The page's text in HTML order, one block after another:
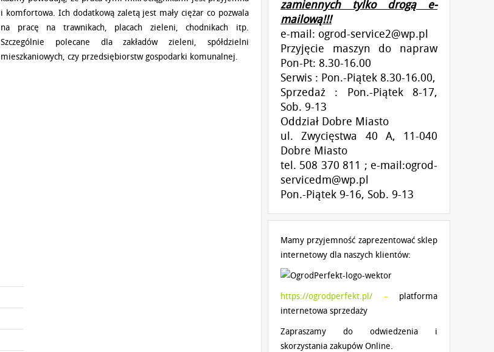
i komfortowa. Ich dodatkową zaletą jest mały ciężar co pozwala
na pracę na trawnikach, placach zieleni, chodnikach itp.
Szczególnie polecane dla zakładów zieleni, spółdzielni
mieszkaniowych, czy przedsiębiorstw gospodarki komunalnej.
zamiennych tylko drogą e-
mailową!!!
e-mail: ogrod-service2@wp.pl
Przyjęcie maszyn do napraw
Pon-Pt: 8.30-16.00
Serwis : Pon.-Piątek 8.30-16.00,
Sprzedaż : Pon.-Piątek 8-17,
Sob. 9-13
Oddział Dobre Miasto
ul. Zwycięstwa 40 A, 11-040
Dobre Miasto
tel. 508 370 811 ; e-mail:ogrod-
servicedm@wp.pl
Pon.-Piątek 9-16, Sob. 9-13
Mamy przyjemność zaprezentować sklep
internetowy dla naszych klientów:
https://ogrodperfekt.pl/ – platforma
internetowa sprzedaży
Zapraszamy do odwiedzenia i
skorzystania zakupów Online.